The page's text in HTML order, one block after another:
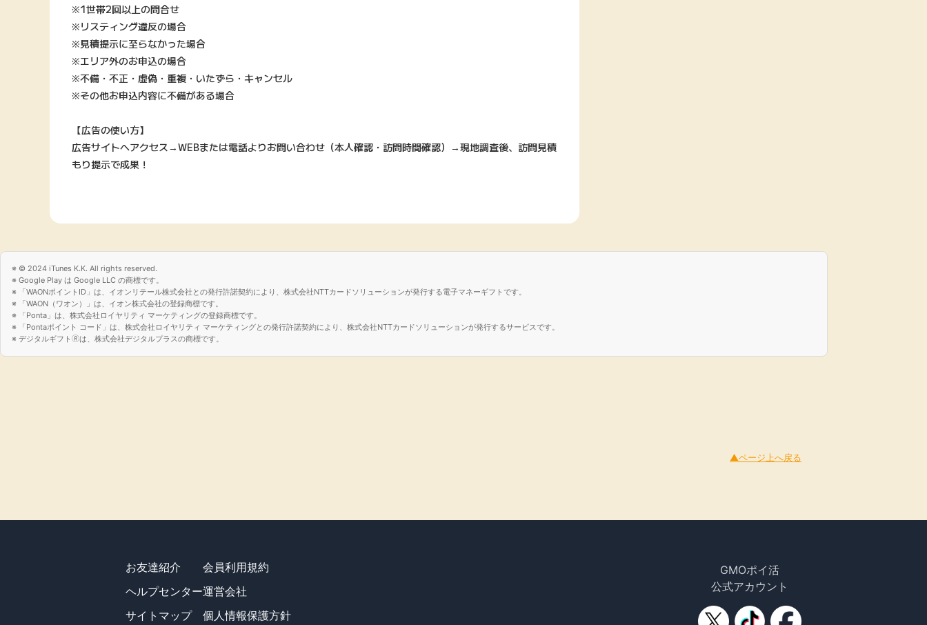
※1世帯2回以上の問合せ
※リスティング違反の場合
※見積提示に至らなかった場合
※エリア外のお申込の場合
※不備・不正・虚偽・重複・いたずら・キャンセル
※その他お申込内容に不備がある場合
【広告の使い方】
広告サイトへアクセス→WEBまたは電話よりお問い合わせ（本人確認・訪問時間確認）→現地調査後、訪問見積
もり提示で成果！
© 2024 iTunes K.K. All rights reserved.
Google Play は Google LLC の商標です。
「WAONポイントID」は、イオンリテール株式会社との発行許諾契約により、株式会社NTTカードソリューションが発行する電子マネーギフトです。
「WAON（ワオン）」は、イオン株式会社の登録商標です。
「Ponta」は、株式会社ロイヤリティ マーケティングの登録商標です。
「Pontaポイント コード」は、株式会社ロイヤリティ マーケティングとの発行許諾契約により、株式会社NTTカードソリューションが発行するサービスです。
デジタルギフト🄬は、株式会社デジタルプラスの商標です。
▲ページ上へ戻る
お友達紹介
ヘルプセンター
サイトマップ
会員利用規約
運営会社
個人情報保護方針
GMOポイ活
公式アカウント